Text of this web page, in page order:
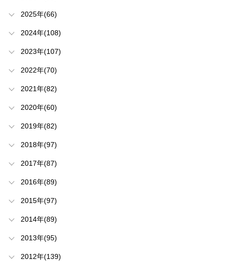
2025年(66)
2024年(108)
2023年(107)
2022年(70)
2021年(82)
2020年(60)
2019年(82)
2018年(97)
2017年(87)
2016年(89)
2015年(97)
2014年(89)
2013年(95)
2012年(139)